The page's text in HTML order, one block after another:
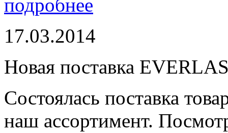
подробнее
17.03.2014
Новая поставка
Состоялась поставка
наш ассортимент.